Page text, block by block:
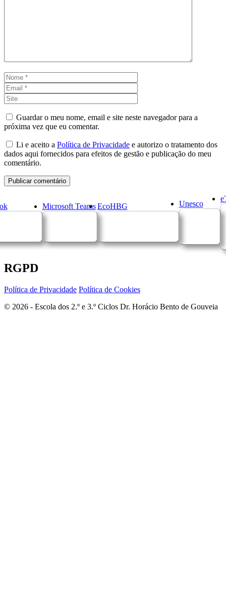
Nome
Guardar o meu nome, email e site neste navegador para a
próxima vez que eu comentar.
Li e aceito a Política de Privacidade e autorizo o tratamento dos
dados aqui fornecidos para efeitos de gestão e publicação do meu
comentário.
Microsoft Teams EcoHBG Unesco
RGPD
Política de Privacidade Política de Cookies
© 2026 - Escola dos 2.º e 3.º Ciclos Dr. Horácio Bento de Gouveia